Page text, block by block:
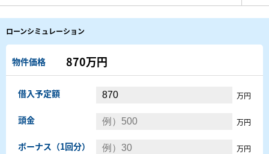
ローンシミュレーション
物件価格 870万円
借入予定額 万円
頭金 万円
ボーナス（1回分） 万円